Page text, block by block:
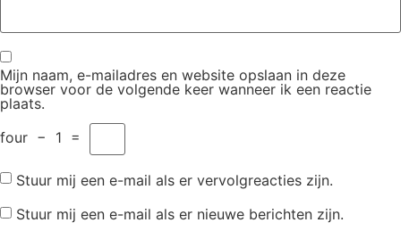
Mijn naam, e-mailadres en website opslaan in deze
browser voor de volgende keer wanneer ik een reactie
plaats.
four − 1 =
Stuur mij een e-mail als er vervolgreacties zijn.
Stuur mij een e-mail als er nieuwe berichten zijn.